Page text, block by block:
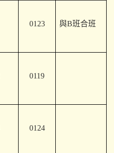
0123 與B班合班
0119
0124